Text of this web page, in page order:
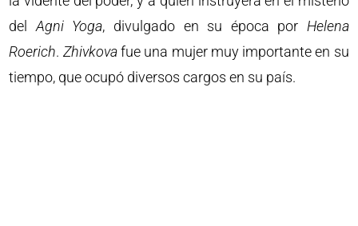
del Agni Yoga, divulgado en su época por Helena
Roerich. Zhivkovafue una mujer muy importante en su
tiempo, que ocupó diversos cargos en su país.